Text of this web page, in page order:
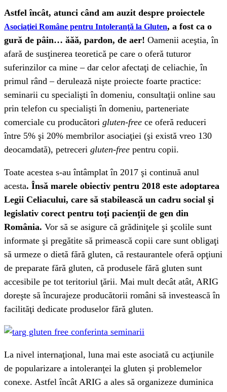
Astfel încât, atunci când am auzit despre proiectele
Asociaţiei Române pentru Intoleranţă la Gluten, a fost ca o
gură de pâin… ăăă, pardon, de aer! Oamenii aceştia, în
afară de susţinerea teoretică pe care o oferă tuturor
suferinzilor ca mine – dar celor afectaţi de celiachie, în
primul rând – derulează nişte proiecte foarte practice:
seminarii cu specialişti în domeniu, consultaţii online sau
prin telefon cu specialişti în domeniu, parteneriate
comerciale cu producători gluten-free ce oferă reduceri
între 5% şi 20% membrilor asociaţiei (şi există vreo 130
deocamdată), petreceri gluten-free pentru copii.
Toate acestea s-au întâmplat în 2017 şi continuă anul
acesta. Însă marele obiectiv pentru 2018 este adoptarea
Legii Celiacului, care să stabilească un cadru social şi
legislativ corect pentru toţi pacienţii de gen din
România. Vor să se asigure că grădiniţele şi şcolile sunt
informate şi pregătite să primească copii care sunt obligaţi
să urmeze o dietă fără gluten, că restaurantele oferă opţiuni
de preparate fără gluten, că produsele fără gluten sunt
accesibile pe tot teritoriul ţării. Mai mult decât atât, ARIG
doreşte să încurajeze producătorii români să investească în
facilităţi dedicate produselor fără gluten.
La nivel internaţional, luna mai este asociată cu acţiunile
de popularizare a intoleranţei la gluten şi problemelor
conexe. Astfel încât ARIG a ales să organizeze duminica